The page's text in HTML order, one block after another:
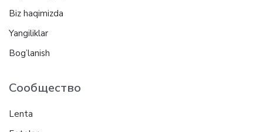
Biz haqimizda
Yangiliklar
Bog’lanish
Сообщество
Lenta